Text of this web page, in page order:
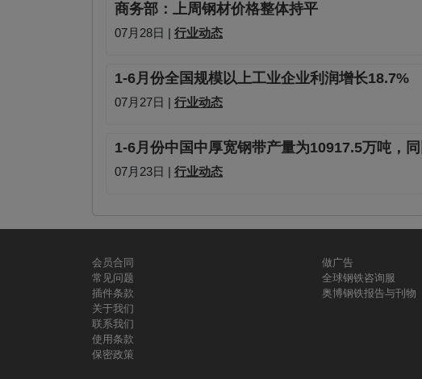
商务部：上周钢材价格整体持平
07月28日 | 行业动态
1-6月份全国规模以上工业企业利润增长18.7%
07月27日 | 行业动态
1-6月份中国中厚宽钢带产量为10917.5万吨，
07月23日 | 行业动态
会员合同
常见问题
插件条款
关于我们
联系我们
使用条款
保密政策
做广告
全球钢铁咨询服
奥博钢铁报告与刊物